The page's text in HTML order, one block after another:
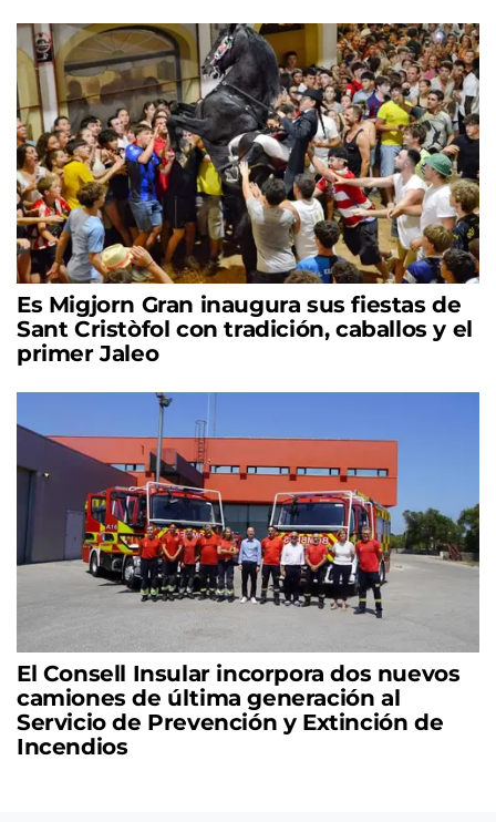
Es Migjorn Gran inaugura sus fiestas de
Sant Cristòfol con tradición, caballos y el
primer Jaleo
El Consell Insular incorpora dos nuevos
camiones de última generación al
Servicio de Prevención y Extinción de
Incendios